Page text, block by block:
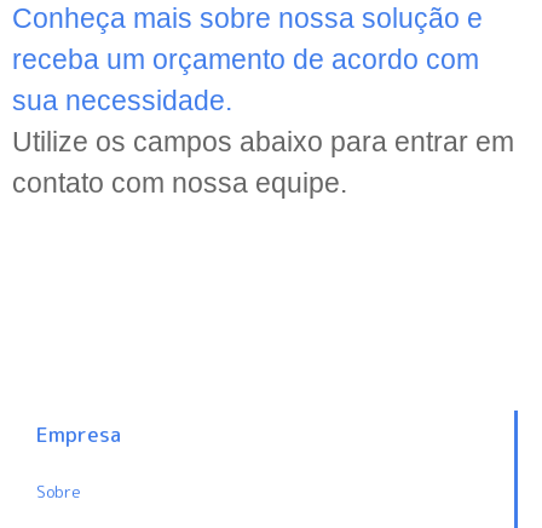
Conheça mais sobre nossa solução e
receba um orçamento de acordo com
sua necessidade.
Utilize os campos abaixo para entrar em
contato com nossa equipe.
Empresa
Sobre